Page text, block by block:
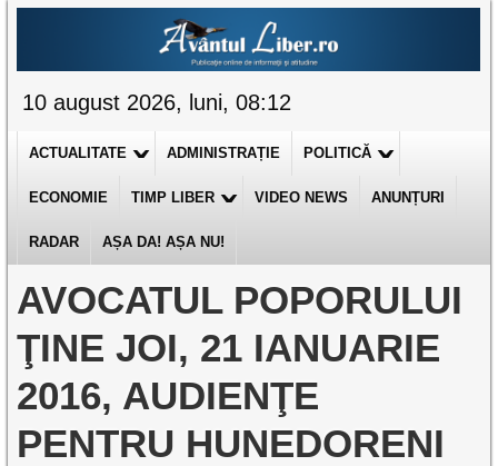
10 august 2026, luni, 08:12
ACTUALITATE ADMINISTRAȚIE POLITICĂ
ECONOMIE TIMP LIBER VIDEO NEWS ANUNȚURI
RADAR AȘA DA! AȘA NU!
AVOCATUL POPORULUI
ŢINE JOI, 21 IANUARIE
2016, AUDIENŢE
PENTRU HUNEDORENI